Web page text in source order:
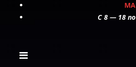
C 8 — 18 по